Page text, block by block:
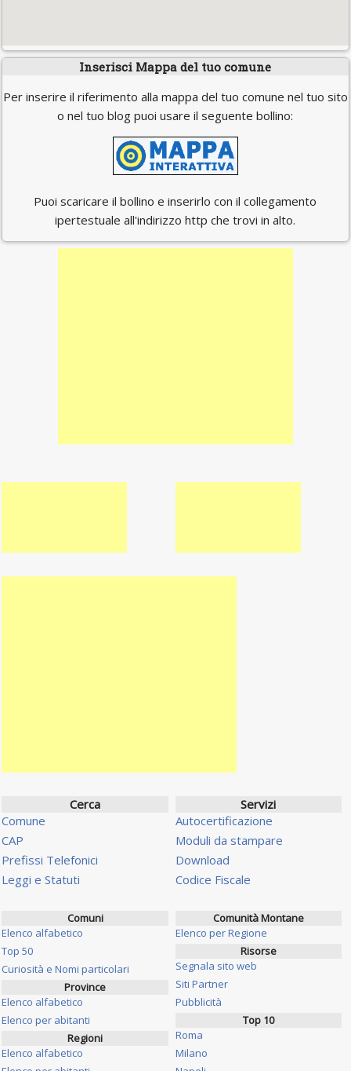
Inserisci Mappa del tuo comune
Per inserire il riferimento alla mappa del tuo comune nel tuo sito
o nel tuo blog puoi usare il seguente bollino:
Puoi scaricare il bollino e inserirlo con il collegamento
ipertestuale all'indirizzo http che trovi in alto.
Cerca
Comune
CAP
Prefissi Telefonici
Leggi e Statuti
Servizi
Autocertificazione
Moduli da stampare
Download
Codice Fiscale
Comuni
Elenco alfabetico
Top 50
Curiosità e Nomi particolari
Province
Elenco alfabetico
Elenco per abitanti
Regioni
Elenco alfabetico
Comunità Montane
Elenco per Regione
Risorse
Segnala sito web
Siti Partner
Pubblicità
Top 10
Roma
Milano